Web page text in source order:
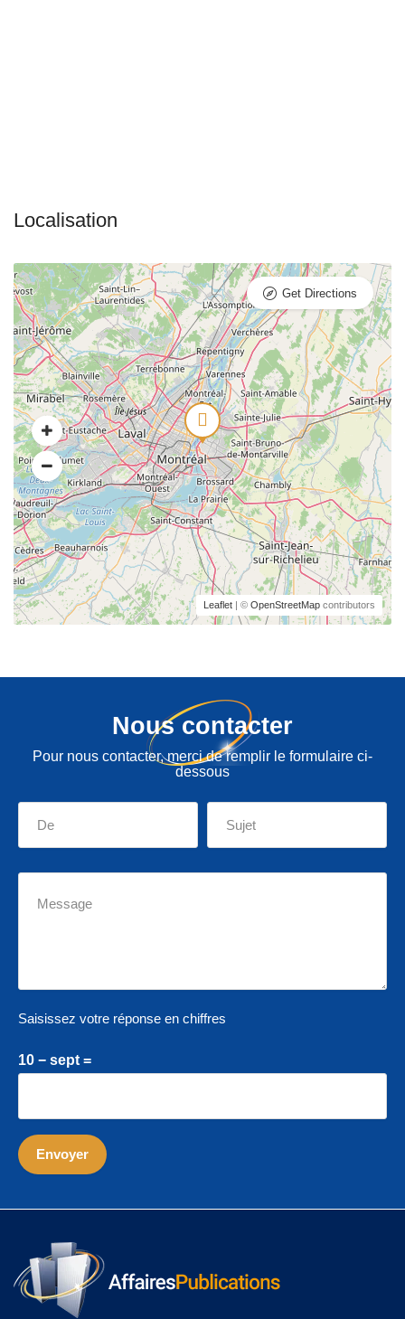
Leaflet | © OpenStreetMap contributors
Get Directions
Nous contacter
Pour nous contacter, merci de remplir le formulaire ci-
dessous
Saisissez votre réponse en chiffres
10 − sept =